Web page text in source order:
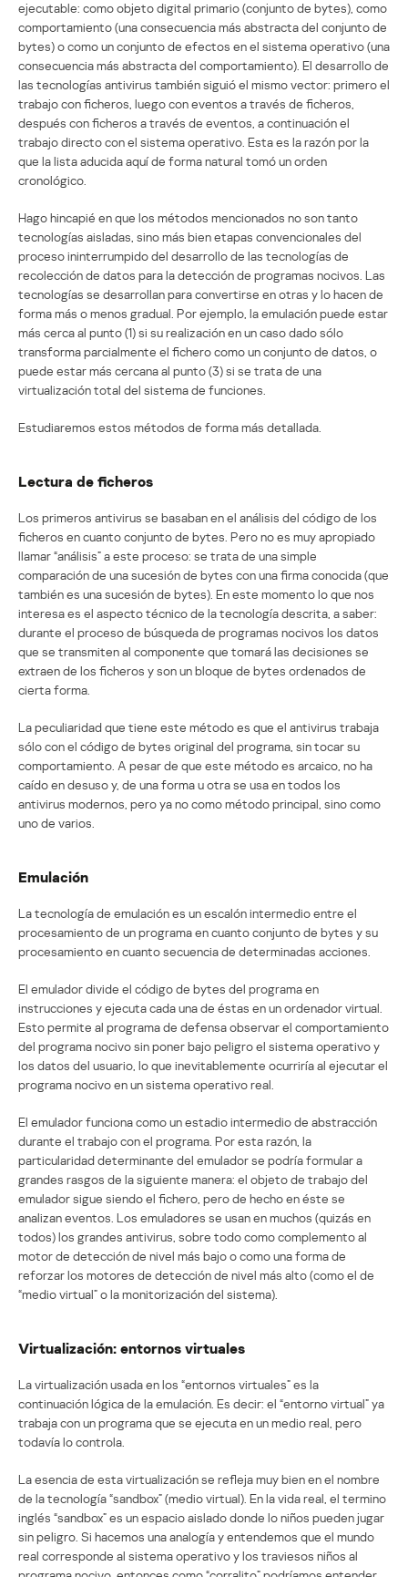
ejecutable: como objeto digital primario (conjunto de bytes), como
comportamiento (una consecuencia más abstracta del conjunto de
bytes) o como un conjunto de efectos en el sistema operativo (una
consecuencia más abstracta del comportamiento). El desarrollo de
las tecnologías antivirus también siguió el mismo vector: primero el
trabajo con ficheros, luego con eventos a través de ficheros,
después con ficheros a través de eventos, a continuación el
trabajo directo con el sistema operativo. Esta es la razón por la
que la lista aducida aquí de forma natural tomó un orden
cronológico.
Hago hincapié en que los métodos mencionados no son tanto
tecnologías aisladas, sino más bien etapas convencionales del
proceso ininterrumpido del desarrollo de las tecnologías de
recolección de datos para la detección de programas nocivos. Las
tecnologías se desarrollan para convertirse en otras y lo hacen de
forma más o menos gradual. Por ejemplo, la emulación puede estar
más cerca al punto (1) si su realización en un caso dado sólo
transforma parcialmente el fichero como un conjunto de datos, o
puede estar más cercana al punto (3) si se trata de una
virtualización total del sistema de funciones.
Estudiaremos estos métodos de forma más detallada.
Lectura de ficheros
Los primeros antivirus se basaban en el análisis del código de los
ficheros en cuanto conjunto de bytes. Pero no es muy apropiado
llamar “análisis” a este proceso: se trata de una simple
comparación de una sucesión de bytes con una firma conocida (que
también es una sucesión de bytes). En este momento lo que nos
interesa es el aspecto técnico de la tecnología descrita, a saber:
durante el proceso de búsqueda de programas nocivos los datos
que se transmiten al componente que tomará las decisiones se
extraen de los ficheros y son un bloque de bytes ordenados de
cierta forma.
La peculiaridad que tiene este método es que el antivirus trabaja
sólo con el código de bytes original del programa, sin tocar su
comportamiento. A pesar de que este método es arcaico, no ha
caído en desuso y, de una forma u otra se usa en todos los
antivirus modernos, pero ya no como método principal, sino como
uno de varios.
Emulación
La tecnología de emulación es un escalón intermedio entre el
procesamiento de un programa en cuanto conjunto de bytes y su
procesamiento en cuanto secuencia de determinadas acciones.
El emulador divide el código de bytes del programa en
instrucciones y ejecuta cada una de éstas en un ordenador virtual.
Esto permite al programa de defensa observar el comportamiento
del programa nocivo sin poner bajo peligro el sistema operativo y
los datos del usuario, lo que inevitablemente ocurriría al ejecutar el
programa nocivo en un sistema operativo real.
El emulador funciona como un estadio intermedio de abstracción
durante el trabajo con el programa. Por esta razón, la
particularidad determinante del emulador se podría formular a
grandes rasgos de la siguiente manera: el objeto de trabajo del
emulador sigue siendo el fichero, pero de hecho en éste se
analizan eventos. Los emuladores se usan en muchos (quizás en
todos) los grandes antivirus, sobre todo como complemento al
motor de detección de nivel más bajo o como una forma de
reforzar los motores de detección de nivel más alto (como el de
“medio virtual” o la monitorización del sistema).
Virtualización: entornos virtuales
La virtualización usada en los “entornos virtuales” es la
continuación lógica de la emulación. Es decir: el “entorno virtual” ya
trabaja con un programa que se ejecuta en un medio real, pero
todavía lo controla.
La esencia de esta virtualización se refleja muy bien en el nombre
de la tecnología “sandbox” (medio virtual). En la vida real, el termino
inglés “sandbox” es un espacio aislado donde lo niños pueden jugar
sin peligro. Si hacemos una analogía y entendemos que el mundo
real corresponde al sistema operativo y los traviesos niños al